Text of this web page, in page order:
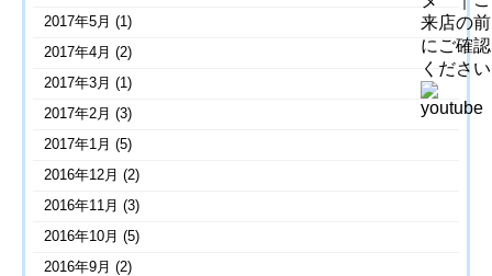
2017年5月 (1)
2017年4月 (2)
2017年3月 (1)
2017年2月 (3)
2017年1月 (5)
2016年12月 (2)
2016年11月 (3)
2016年10月 (5)
2016年9月 (2)